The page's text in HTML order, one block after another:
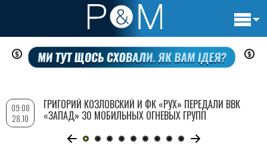
Перейти
содержанию
09:08
28.10
ГРИГОРИЙ КОЗЛОВСКИЙ И ФК «РУХ» ПЕРЕДАЛИ ВВК
«ЗАПАД» 30 МОБИЛЬНЫХ ОГНЕВЫХ ГРУПП